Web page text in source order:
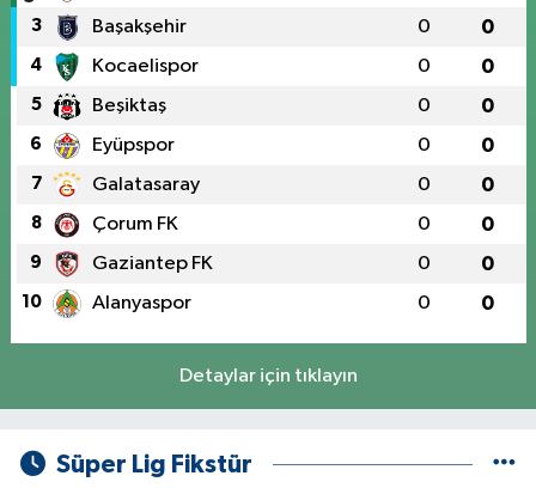
3 Başakşehir 0 0
4 Kocaelispor 0 0
5 Beşiktaş 0 0
6 Eyüpspor 0 0
7 Galatasaray 0 0
8 Çorum FK 0 0
9 Gaziantep FK 0 0
10 Alanyaspor 0 0
Detaylar için tıklayın
Süper Lig Fikstür